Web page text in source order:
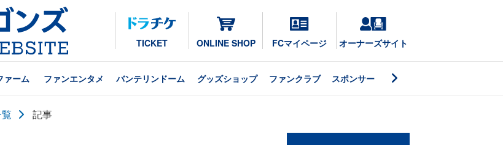
TICKET ONLINE SHOP FCマイページ オーナーズサイト
ァーム ファンエンタメ バンテリンドーム グッズショップ ファンクラブ スポンサー
記事